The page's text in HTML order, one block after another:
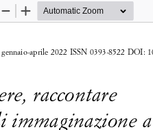
Zoom
Zoom
raccontare
immaginazione
aprile  2022  ISSN  0393-8522  DOI: